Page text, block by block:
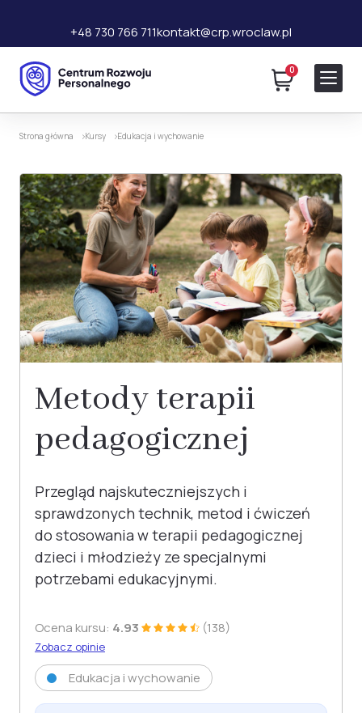
+48 730 766 711kontakt@crp.wroclaw.pl
0
140 zł240 zł Dodaj do koszyka
Strona główna Kursy Edukacja i wychowanie
Metody terapii
pedagogicznej
Przegląd najskuteczniejszych i
sprawdzonych technik, metod i ćwiczeń
do stosowania w terapii pedagogicznej
dzieci i młodzieży ze specjalnymi
potrzebami edukacyjnymi.
Ocena kursu: 4.93 (138)
Zobacz opinie
Edukacja i wychowanie